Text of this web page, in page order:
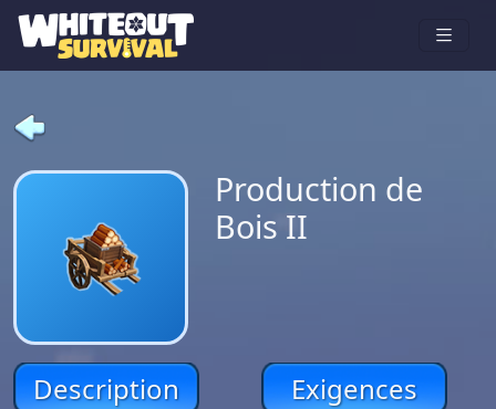
Production de
Bois II
Description Exigences